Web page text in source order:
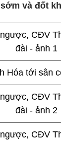
và đốt
Hóa tới sân